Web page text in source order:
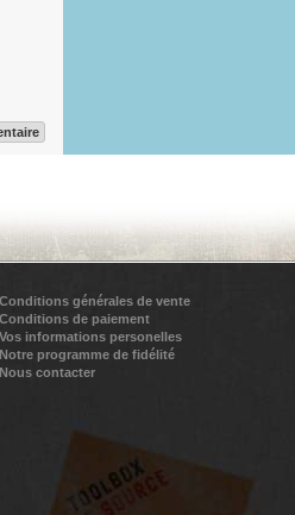
Conditions générales de vente
Conditions de paiement
Vos informations personelles
Notre programme de fidélité
Nous contacter